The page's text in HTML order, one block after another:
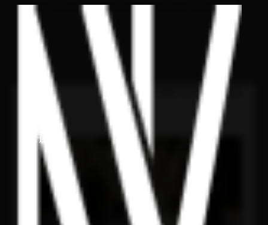
HE
דף בית> נכסי יוקרה בכפר שמריהו: המדריך המלא לרוכשים ולמשקיעים
נכסי יוקרה בכפר שמריהו